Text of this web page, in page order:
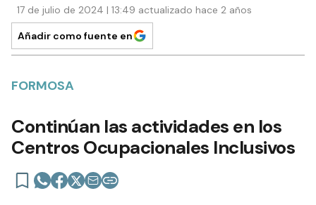
17 de julio de 2024 | 13:49 actualizado hace 2 años
Añadir como fuente en
FORMOSA
Continúan las actividades en los
Centros Ocupacionales Inclusivos